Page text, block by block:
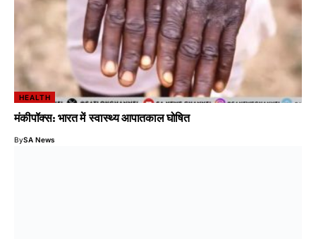
HEALTH
मंकीपॉक्स: भारत में स्वास्थ्य आपातकाल घोषित
BySA News